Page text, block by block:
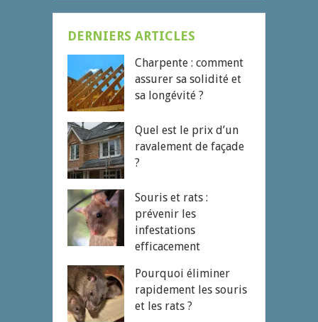
DERNIERS ARTICLES
Charpente : comment
assurer sa solidité et
sa longévité ?
Quel est le prix d’un
ravalement de façade
?
Souris et rats :
prévenir les
infestations
efficacement
Pourquoi éliminer
rapidement les souris
et les rats ?